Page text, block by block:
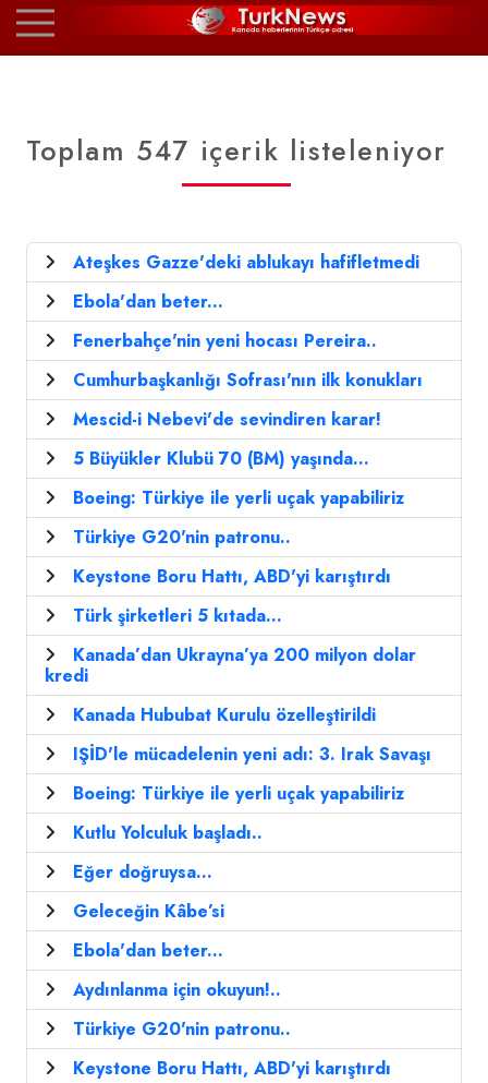
Toplam 547 içerik listeleniyor
Ateşkes Gazze'deki ablukayı hafifletmedi
Ebola'dan beter...
Fenerbahçe'nin yeni hocası Pereira..
Cumhurbaşkanlığı Sofrası'nın ilk konukları
Mescid-i Nebevi'de sevindiren karar!
5 Büyükler Klubü 70 (BM) yaşında...
Boeing: Türkiye ile yerli uçak yapabiliriz
Türkiye G20'nin patronu..
Keystone Boru Hattı, ABD'yi karıştırdı
Türk şirketleri 5 kıtada...
Kanada’dan Ukrayna’ya 200 milyon dolar
kredi
Kanada Hububat Kurulu özelleştirildi
IŞİD'le mücadelenin yeni adı: 3. Irak Savaşı
Boeing: Türkiye ile yerli uçak yapabiliriz
Kutlu Yolculuk başladı..
Eğer doğruysa...
Geleceğin Kâbe’si
Ebola'dan beter...
Aydınlanma için okuyun!..
Türkiye G20'nin patronu..
Keystone Boru Hattı, ABD'yi karıştırdı